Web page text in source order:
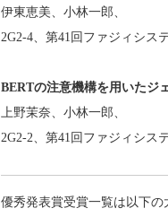
伊東恵美、小林一郎、
2G2-4、第41回ファジィシス
BERTの注意機構を用いたジ
上野茉奈、小林一郎、
2G2-2、第41回ファジィシス
優秀発表賞受賞一覧は以下の